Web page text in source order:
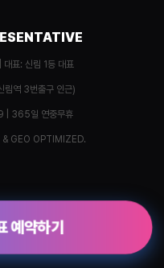
대표: 신림 1등 대표
림역 3번출구 인근)
| 365일 연중무휴
GEO OPTIMIZED.
예약하기